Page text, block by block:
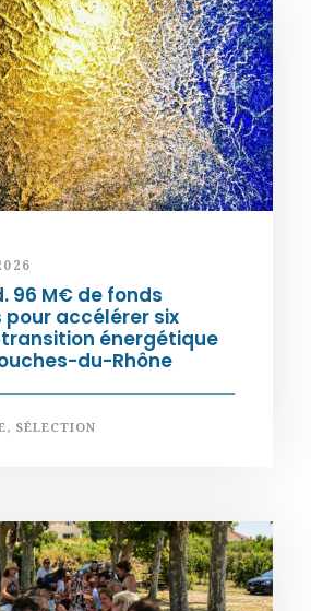
96 M€ de fonds
pour accélérer six
énergétique
du-Rhône
, SÉLECTION